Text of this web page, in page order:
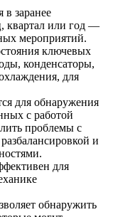
в заранее
квартал или год —
мероприятий.
ключевых
конденсаторы,
для
для обнаружения
с работой
проблемы с
и
для
обнаружить